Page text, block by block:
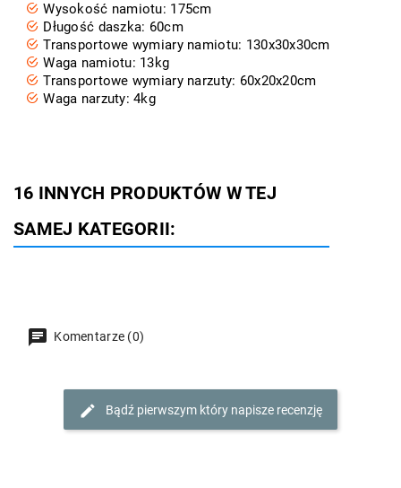
Wysokość namiotu: 175cm
Długość daszka: 60cm
Transportowe wymiary namiotu: 130x30x30cm
Waga namiotu: 13kg
Transportowe wymiary narzuty: 60x20x20cm
Waga narzuty: 4kg
16 INNYCH PRODUKTÓW W TEJ
SAMEJ KATEGORII:
Komentarze (0)
Bądź pierwszym który napisze recenzję